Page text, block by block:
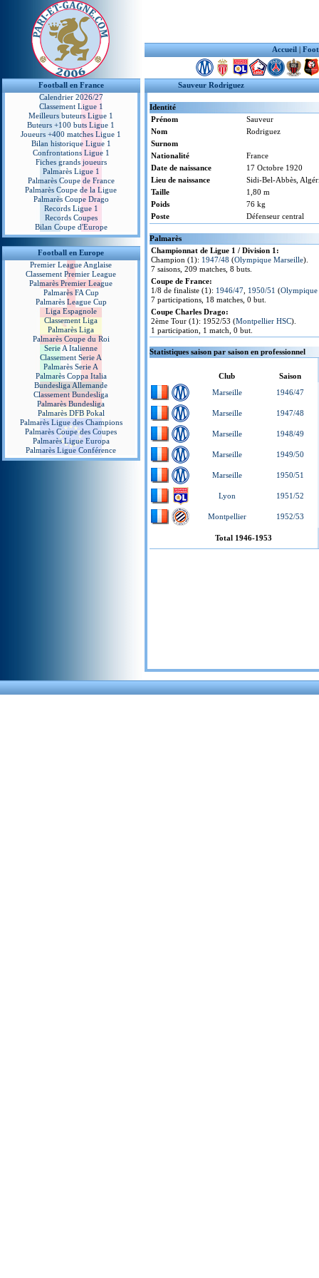
Accueil |
Football en France
Calendrier 2026/27
Classement Ligue 1
Meilleurs buteurs Ligue 1
Buteurs +100 buts Ligue 1
Joueurs +400 matches Ligue 1
Bilan historique Ligue 1
Confrontations Ligue 1
Fiches grands joueurs
Palmarès Ligue 1
Palmarès Coupe de France
Palmarès Coupe de la Ligue
Palmarès Coupe Drago
Records Ligue 1
Records Coupes
Bilan Coupe d'Europe
Football en Europe
Premier League Anglaise
Classement Premier League
Palmarès Premier League
Palmarès FA Cup
Palmarès League Cup
Liga Espagnole
Classement Liga
Palmarès Liga
Palmarès Coupe du Roi
Serie A Italienne
Classement Serie A
Palmarès Serie A
Palmarès Coppa Italia
Bundesliga Allemande
Classement Bundesliga
Palmarès Bundesliga
Palmarès DFB Pokal
Palmarès Ligue des Champions
Palmarès Coupe des Coupes
Palmarès Ligue Europa
Palmarès Ligue Conférence
Sauveur Rodriguez
Identité
Prénom
Sauveur
Nom
Rodriguez
Surnom
Nationalité
France
Date de naissance
17 Octobre 1920
Lieu de naissance
Sidi-Bel-Abbès,
Taille
1,80 m
Poids
76 kg
Poste
Défenseur central
Palmarès
Championnat de Ligue 1 / Division 1:
Champion (1): 1947/48 (Olympique Marseille).
7 saisons, 209 matches, 8 buts.
Coupe de France:
1/8 de finaliste (1): 1946/47 1950/51 (Olympique
7 participations, 18 matches, 0 but.
Coupe Charles Drago:
2ème Tour (1): 1952/53 (Montpellier HSC).
1 participation, 1 match, 0 but.
Statistiques saison par saison en professionnel
Club
Saison
Marseille
1946/47
Marseille 1947/48
Marseille 1948/49
Marseille 1949/50
Marseille 1950/51
Lyon 1951/52
Montpellier 1952/53
Total 1946-1953